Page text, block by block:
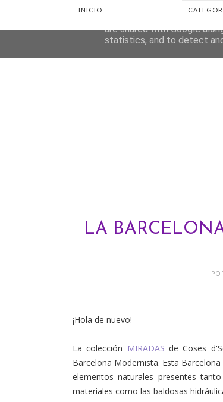
INICIO
LA
¡Hola de nuevo!
La colección MIRADAS de Coses
Barcelona Modernista. Esta
elementos naturales presentes
materiales como las baldosas
This site uses cookies
are shared with Google
statistics, and to detect